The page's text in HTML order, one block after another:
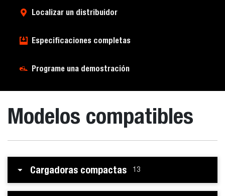
Localizar un distribuidor
Especificaciones completas
Programe una demostración
Modelos compatibles
Cargadoras compactas 13